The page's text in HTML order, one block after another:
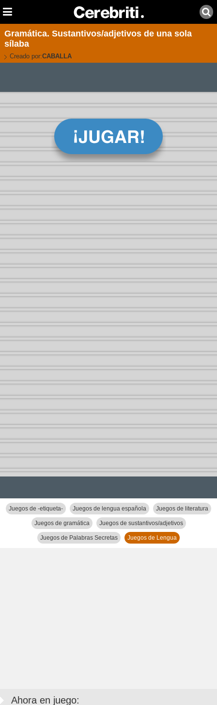
Gramática. Sustantivos/adjetivos de una sola
sílaba
Creado por:CABALLA
Juegos de -etiqueta- Juegos de lengua española Juegos de literatura
Juegos de gramática Juegos de sustantivos/adjetivos
Juegos de Palabras Secretas Juegos de Lengua
Ahora en juego: